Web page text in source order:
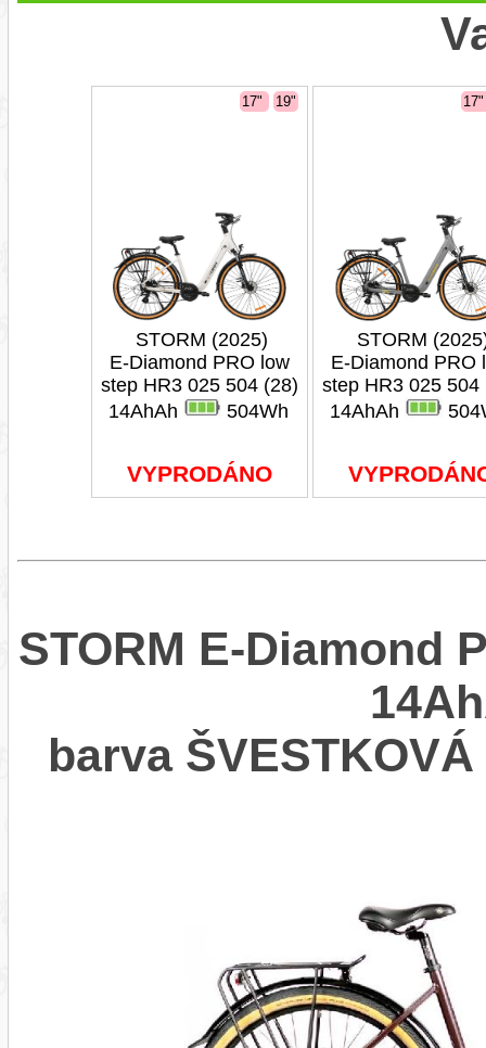
17" 19"
STORM (2025)
E-Diamond PRO low
step HR3 025 504 (28)
14AhAh
504Wh
VYPRODÁNO
STORM
E-Diamond PRO
step HR3 025 504
14AhAh
STORM E-Diamond
barva